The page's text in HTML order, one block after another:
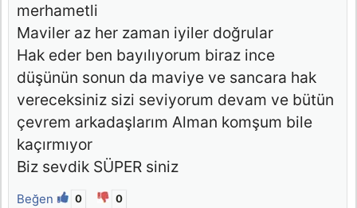
merhametli
Maviler az her zaman iyiler doğrular
Hak eder ben bayılıyorum biraz ince
düşünün sonun da maviye ve sancara hak
vereceksiniz sizi seviyorum devam ve bütün
çevrem arkadaşlarım Alman komşum bile
kaçırmıyor
Biz sevdik SÜPER siniz
Beğen 0 0